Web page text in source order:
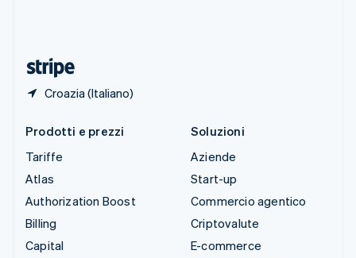
Croazia (Italiano)
Prodotti e prezzi
Tariffe
Atlas
Authorization Boost
Billing
Capital
Soluzioni
Aziende
Start-up
Commercio agentico
Criptovalute
E-commerce